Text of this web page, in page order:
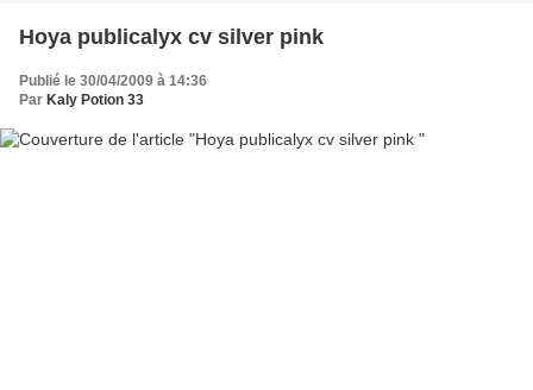
Hoya publicalyx cv silver pink
Publié le 30/04/2009 à 14:36
Par Kaly Potion 33